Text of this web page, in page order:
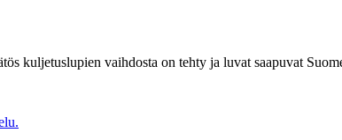
kuljetuslupien vaihdosta on tehty ja luvat saapuvat